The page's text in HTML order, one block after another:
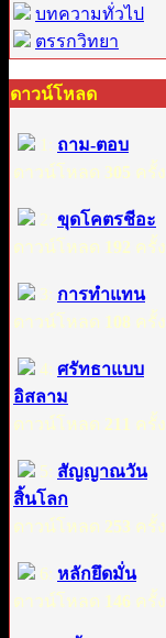
บทความทั่วไป
ตรรกวิทยา
ดาวน์โหลด
1: ถาม-ตอบ
ดาวน์โหลด 305 ครั้ง
2: ขุดโคตรชีอะ
ดาวน์โหลด 192 ครั้ง
3: การทำแทน
ดาวน์โหลด 108 ครั้ง
4: ศรัทธาแบบ
อิสลาม
ดาวน์โหลด 211 ครั้ง
5: สัญญาณวัน
สิ้นโลก
ดาวน์โหลด 253 ครั้ง
6: หลักยึดมั่น
ดาวน์โหลด 146 ครั้ง